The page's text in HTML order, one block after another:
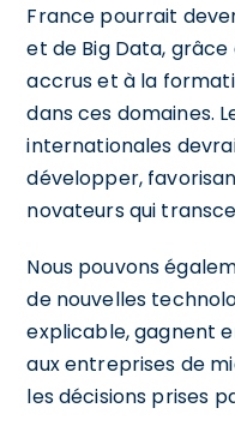
France pourrait
et de Big Data,
accrus et à la
dans ces domaines.
internationales
développer,
novateurs qui
Nous pouvons
de nouvelles
explicable, gagnent
aux entreprises de
les décisions prises